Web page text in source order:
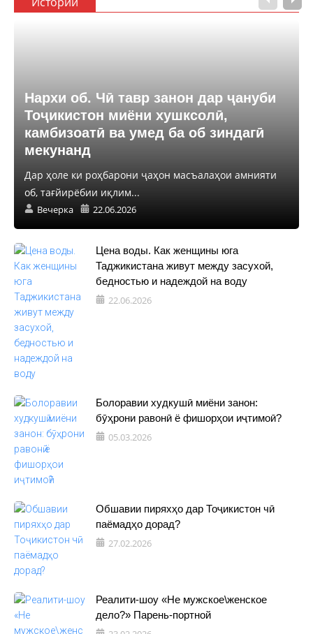
Нархи об. Чӣ тавр занон дар ҷануби
Тоҷикистон миёни хушксолӣ,
камбизоатӣ ва умед ба об зиндагӣ
мекунанд
Дар ҳоле ки роҳбарони ҷаҳон масъалаҳои амнияти
об, тағйирёбии иқлим...
Вечерка 22.06.2026
Цена воды. Как женщины юга
Таджикистана живут между засухой,
бедностью и надеждой на воду
22.06.2026
Болоравии худкушӣ миёни занон:
бӯҳрони равонӣ ё фишорҳои иҷтимоӣ?
05.03.2026
Обшавии пиряхҳо дар Тоҷикистон чӣ
паёмадҳо дорад?
27.02.2026
Реалити-шоу «Не мужское\женское
дело?» Парень-портной